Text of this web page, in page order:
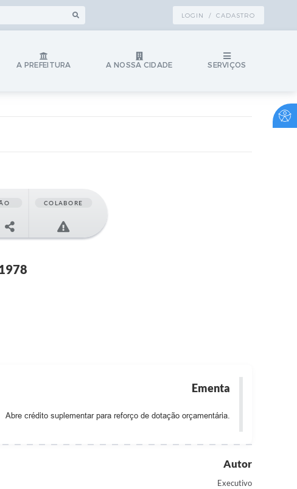
LOGIN / CADASTRO
A PREFEITURA A NOSSA CIDADE SERVIÇOS
COLABORE
Ementa
Abre crédito suplementar para reforço de dotação orçamentária.
Autor
Executivo